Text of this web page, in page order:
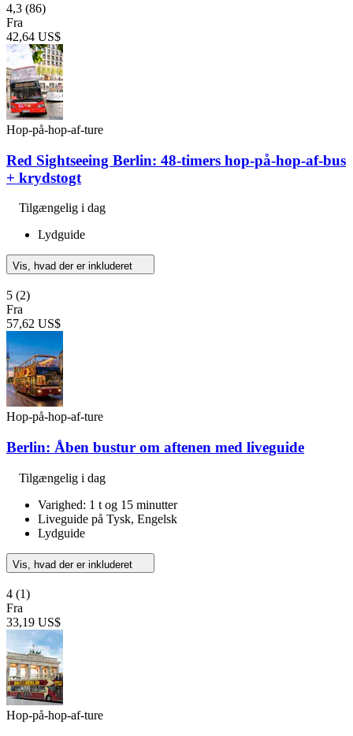
4,3 (86)
Fra
42,64 US$
Hop-på-hop-af-ture
Red Sightseeing Berlin: 48-timers hop-på-hop-af-bus
+ krydstogt
Tilgængelig i dag
Lydguide
Vis, hvad der er inkluderet
5 (2)
Fra
57,62 US$
Hop-på-hop-af-ture
Berlin: Åben bustur om aftenen med liveguide
Tilgængelig i dag
Varighed: 1 t og 15 minutter
Liveguide på Tysk, Engelsk
Lydguide
Vis, hvad der er inkluderet
4 (1)
Fra
33,19 US$
Hop-på-hop-af-ture